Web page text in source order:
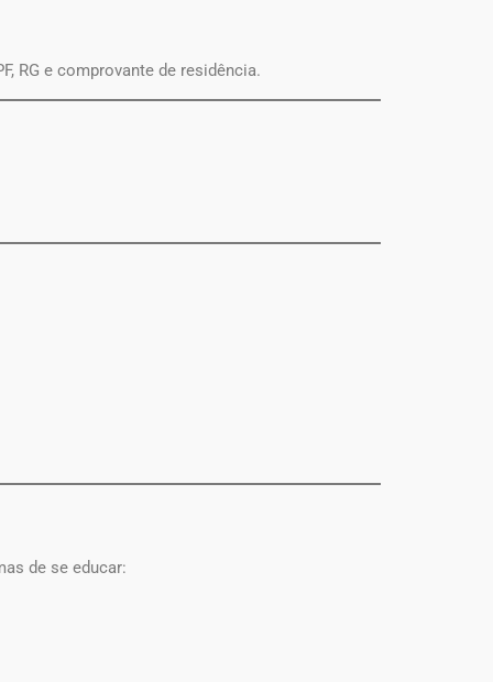
RG e comprovante de residência.
de se educar: